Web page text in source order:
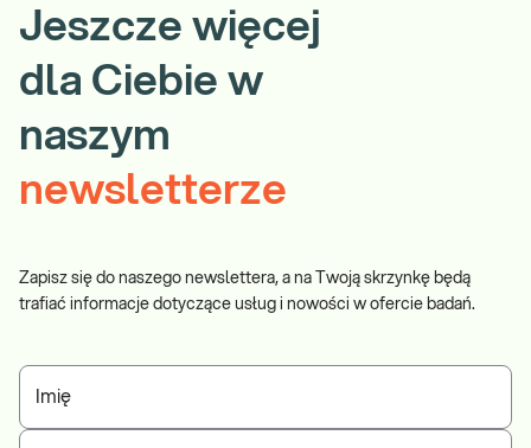
Jeszcze więcej
dla Ciebie w
naszym
newsletterze
Zapisz się do naszego newslettera, a na Twoją skrzynkę będą
trafiać informacje dotyczące usług i nowości w ofercie badań.
Imię